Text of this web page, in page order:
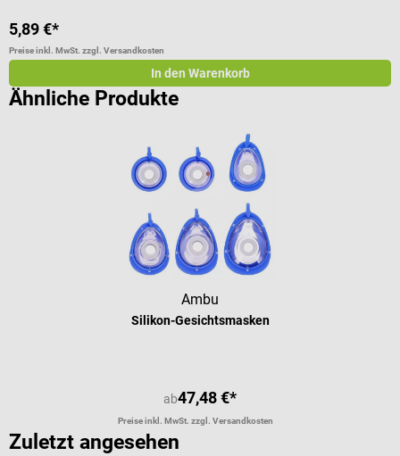
5,89 €*
Preise inkl. MwSt. zzgl. Versandkosten
In den Warenkorb
Ähnliche Produkte
Ambu
Silikon-Gesichtsmasken
ab47,48 €*
Preise inkl. MwSt. zzgl. Versandkosten
Zuletzt angesehen